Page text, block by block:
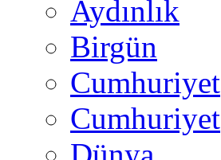
Aydınlık
Birgün
Cumhuriyet
Cumhuriyet